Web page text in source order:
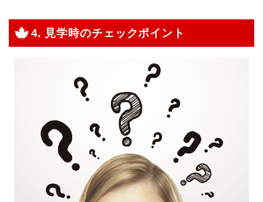
4. 見学時のチェックポイント